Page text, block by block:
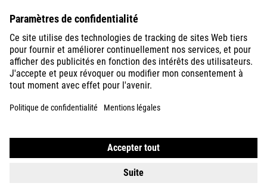
EXPLORE